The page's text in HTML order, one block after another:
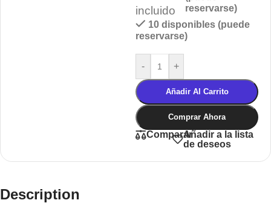
incluido
reservarse)
10 disponibles (puede
reservarse)
- +
Añadir Al Carrito
Comprar Ahora
CompararAñadir a la lista
de deseos
Description